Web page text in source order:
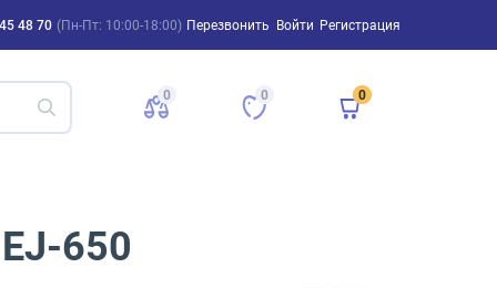
48 70 (Пн-Пт: 10:00-18:00) Перезвонить Войти Регистрация
0 0 0
650